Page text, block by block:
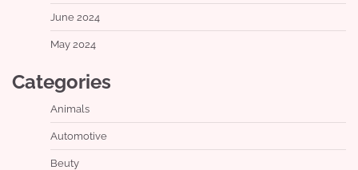
June 2024
May 2024
Categories
Animals
Automotive
Beuty